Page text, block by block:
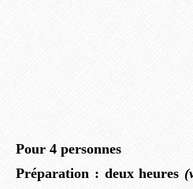
Pour 4 personnes
Préparation : deux heures